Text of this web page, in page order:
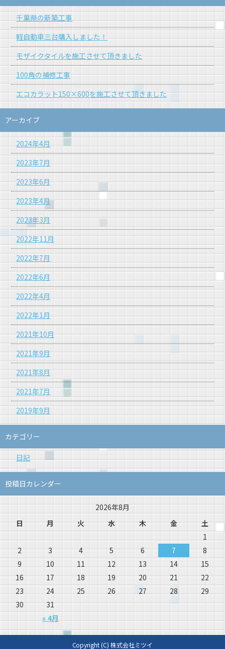
千葉県の新築工事
軽自動車三台購入しました！
モザイクタイルを施工させて頂きました
100角の補修工事
エコカラット150×600を施工させて頂きました
アーカイブ
2024年4月
2023年7月
2023年6月
2023年4月
2023年3月
2022年11月
2022年7月
2022年6月
2022年4月
2022年1月
2021年10月
2021年9月
2021年8月
2021年7月
2019年9月
カテゴリー
日記
投稿日カレンダー
2026年8月
日
月 火 水 木 金 土
« 4月
1
2
3 4 5 6 7
8
9
10 11 12 13 14
15
16
17 18 19 20 21
22
23
24 25 26 27 28
29
30
31
Copyright (C) 株式会社ミツイ